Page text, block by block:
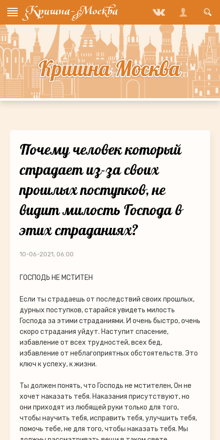
Почему человек который
страдает из-за своих
прошлых поступков, не
видит милость Господа в
этих страданиях?
10-06-2021, 06:00
ГОСПОДЬ НЕ МСТИТЕН
Если ты страдаешь от последствий своих прошлых,
дурных поступков, старайся увидеть милость
Господа за этими страданиями. И очень быстро, очень
скоро страдания уйдут. Наступит спасение,
избавление от всех трудностей, всех бед,
избавление от неблагоприятных обстоятельств. Это
ключ к успеху, к жизни.
Ты должен понять, что Господь не мстителен, Он не
хочет наказать тебя. Наказания присутствуют, но
они приходят из любящей руки только для того,
чтобы научить тебя, исправить тебя, улучшить тебя,
помочь тебе, не для того, чтобы наказать тебя. Мы